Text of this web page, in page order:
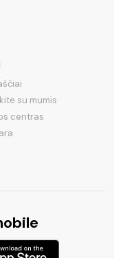
su mumis
centras